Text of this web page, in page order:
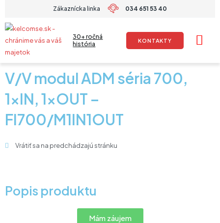
obsah
Zákaznícka linka 034 651 53 40
30+ ročná
história
KONTAKTY
V/V modul ADM séria 700,
1xIN, 1xOUT –
FI700/M1IN1OUT
Vrátiť sa na predchádzajú stránku
Popis produktu
Mám záujem